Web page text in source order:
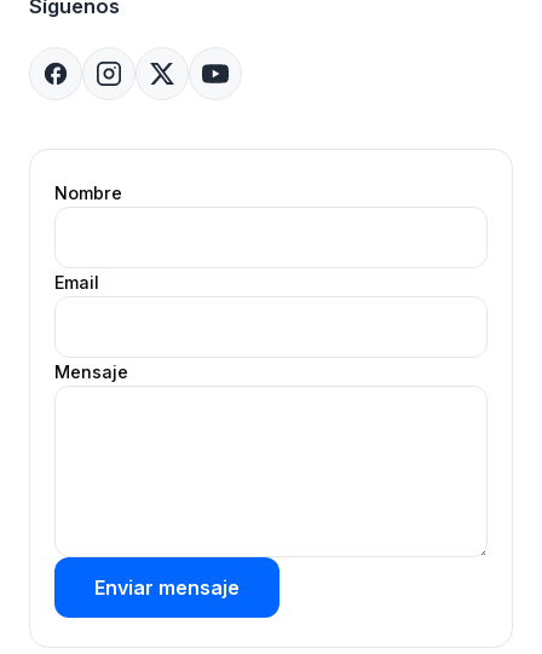
Síguenos
Nombre
Email
Mensaje
Enviar mensaje